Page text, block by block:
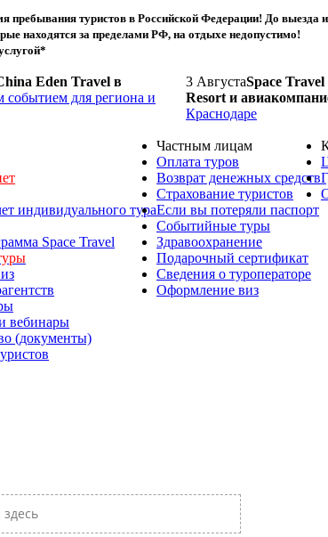
пребывания туристов в Российской Федерации! До выезда
находятся за пределами РФ, на отдыхе недопустимо!
Eden Travel в
событием для региона и
3 АвгустаSpace
Resort и
Краснодаре
индивидуального тура
Space Travel
вебинары
(документы)
Частным лицам
Оплата туров
Возврат денежных средств
Страхование туристов
Если вы потеряли паспорт
Событийные туры
Здравоохранение
Подарочный сертификат
Сведения о туроператоре
Оформление виз